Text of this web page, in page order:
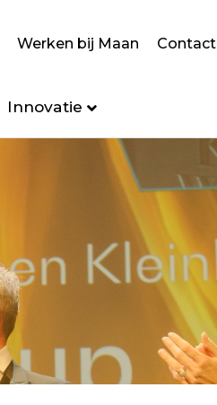
Werken bij Maan Contact
Innovatie